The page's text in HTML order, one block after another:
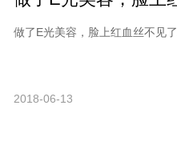
做了E光美容，脸上红血丝不见了
2018-06-13